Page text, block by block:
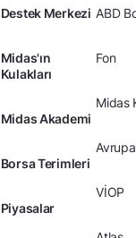
Destek Merkezi
Midas'ın
Kulakları
Midas Akademi
Borsa Terimleri
Piyasalar
ABD
Fon
Midas
VİOP